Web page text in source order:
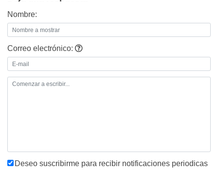
Nombre:
Correo electrónico:
Deseo suscribirme para recibir notificaciones periodicas